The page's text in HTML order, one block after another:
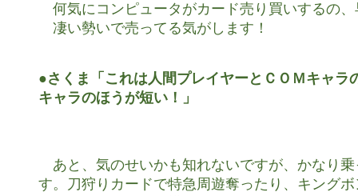
何気にコンピュータがカード売り買いするの
凄い勢いで売ってる気がします！
●さくま「これは人間プレイヤーとＣＯＭキャラ
キャラのほうが短い！」
あと、気のせいかも知れないですが、かなり
す。刀狩りカードで特急周遊奪ったり、キング